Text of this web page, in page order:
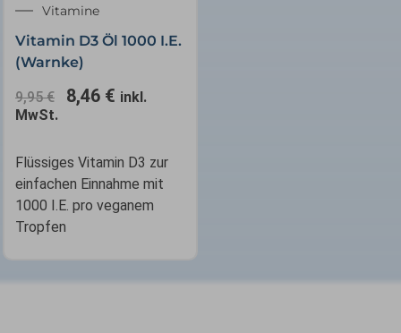
Vitamine
Vitamin D3 Öl 1000 I.E.
(Warnke)
9,95€
Ursprünglicher
Preis
war:
9,95 €
8,46 €
Preis
ist:
inkl.
MwSt.
Flüssiges Vitamin D3 zur
einfachen Einnahme mit
1000 I.E. pro veganem
Tropfen